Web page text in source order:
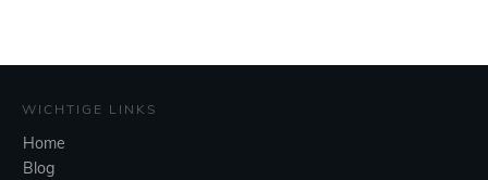
WICHTIGE LINKS
Home
Blog